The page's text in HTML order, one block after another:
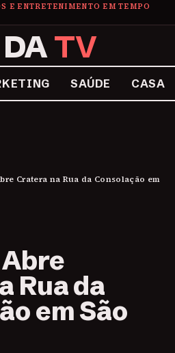
E ENTRETENIMENTO EM TEMPO
TV
SAÚDE CASA
Cratera na Rua da Consolação em
Rua da
em São